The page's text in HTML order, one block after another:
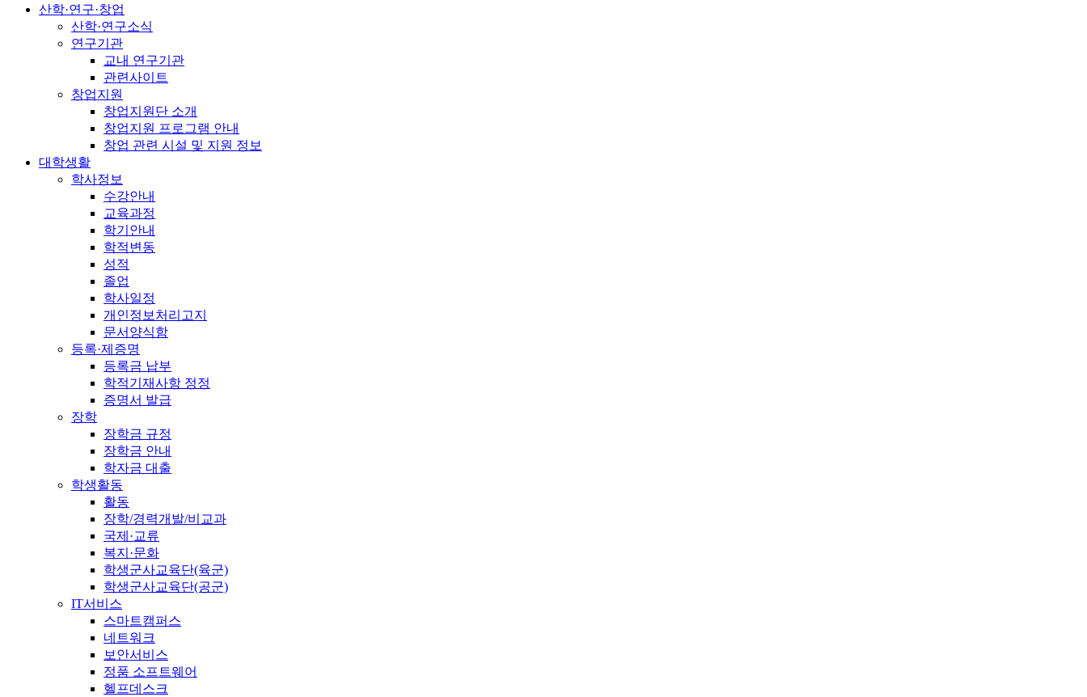
산학·연구·창업
산학·연구소식
연구기관
교내 연구기관
관련사이트
창업지원
창업지원단 소개
창업지원 프로그램 안내
창업 관련 시설 및 지원 정보
대학생활
학사정보
수강안내
교육과정
학기안내
학적변동
성적
졸업
학사일정
개인정보처리고지
문서양식함
등록·제증명
등록금 납부
학적기재사항 정정
증명서 발급
장학
장학금 규정
장학금 안내
학자금 대출
학생활동
활동
장학/경력개발/비교과
국제·교류
복지·문화
학생군사교육단(육군)
학생군사교육단(공군)
IT서비스
스마트캠퍼스
네트워크
보안서비스
정품 소프트웨어
헬프데스크